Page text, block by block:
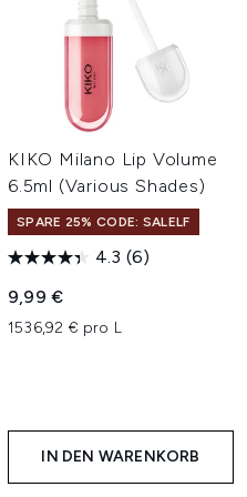
KIKO Milano Lip Volume
6.5ml (Various Shades)
SPARE 25% CODE: SALELF
4.3 (6)
9,99 €
1536,92 € pro L
IN DEN WARENKORB